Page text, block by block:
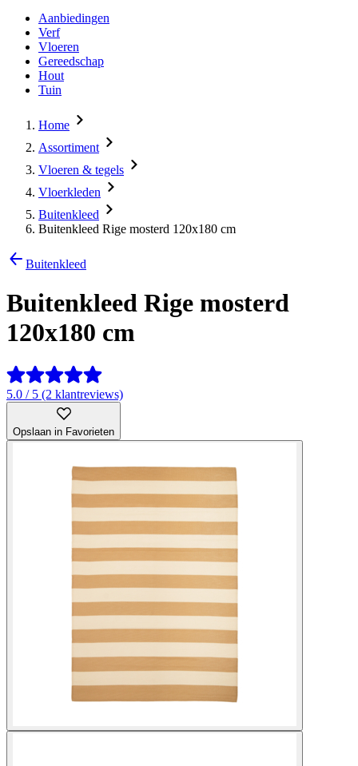
Aanbiedingen
Verf
Vloeren
Gereedschap
Hout
Tuin
Home
Assortiment
Vloeren & tegels
Vloerkleden
Buitenkleed
Buitenkleed Rige mosterd 120x180 cm
Buitenkleed
Buitenkleed Rige mosterd
120x180 cm
5.0 / 5 (2 klantreviews)
Opslaan in Favorieten